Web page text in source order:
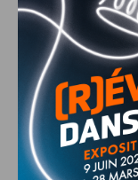
DFCO :
L’ARTISAN DE